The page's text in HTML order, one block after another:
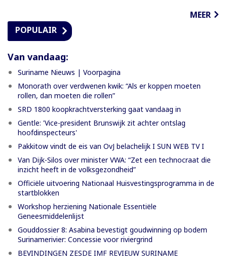
MEER
POPULAIR
Van vandaag:
Suriname Nieuws | Voorpagina
Monorath over verdwenen kwik: “Als er koppen moeten
rollen, dan moeten die rollen”
SRD 1800 koopkrachtversterking gaat vandaag in
Gentle: 'Vice-president Brunswijk zit achter ontslag
hoofdinspecteurs'
Pakkitow vindt de eis van OvJ belachelijk I SUN WEB TV I
Van Dijk-Silos over minister VWA: “Zet een technocraat die
inzicht heeft in de volksgezondheid”
Officiële uitvoering Nationaal Huisvestingsprogramma in de
startblokken
Workshop herziening Nationale Essentiële
Geneesmiddelenlijst
Gouddossier 8: Asabina bevestigt goudwinning op bodem
Surinamerivier: Concessie voor riviergrind
BEVINDINGEN ZESDE IMF REVIEUW SURINAME